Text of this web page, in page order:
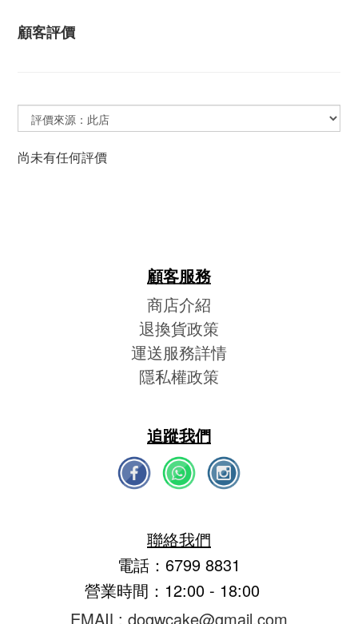
顧客評價
尚未有任何評價
顧客服務
商店介紹
退換貨政策
運送服務詳情
隱私權政策
追蹤我們
聯絡我們
電話：6799 8831
營業時間：12:00 - 18:00
EMAIL: dogwcake@gmail.com